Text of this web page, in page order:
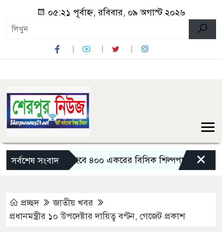
০৫:২১ পূর্বাহ্ন, রবিবার, ০৯ অগাস্ট ২০২৬
সর্বশেষ সংবাদ
বগুড়ায় তৈরি হবে ৪০০ একরের বিসিক শিল্পপার্ক: বাণিজ্যমন্ত্রী
×
প্রচ্ছদ
জাতীয় খবর
প্রধানমন্ত্রীর ১০ উপদেষ্টার দায়িত্ব বণ্টন, গেজেট প্রকাশ